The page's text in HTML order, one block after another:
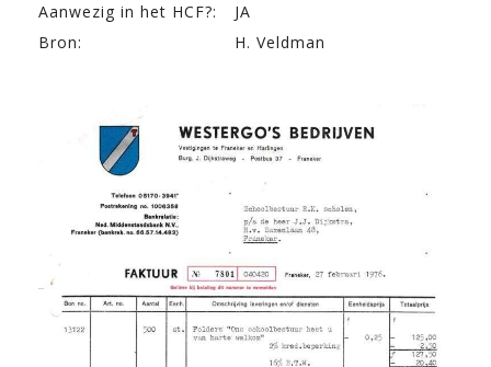
Aanwezig in het HCF?:
JA
Bron:
H. Veldman